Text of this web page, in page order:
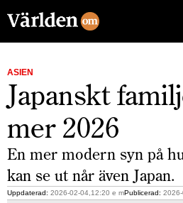
ASIEN
Japanskt
mer 2026
En mer modern syn på
kan se ut når även Japan.
Uppdaterad: 2026-02-04,12:20 e mPublicerad: